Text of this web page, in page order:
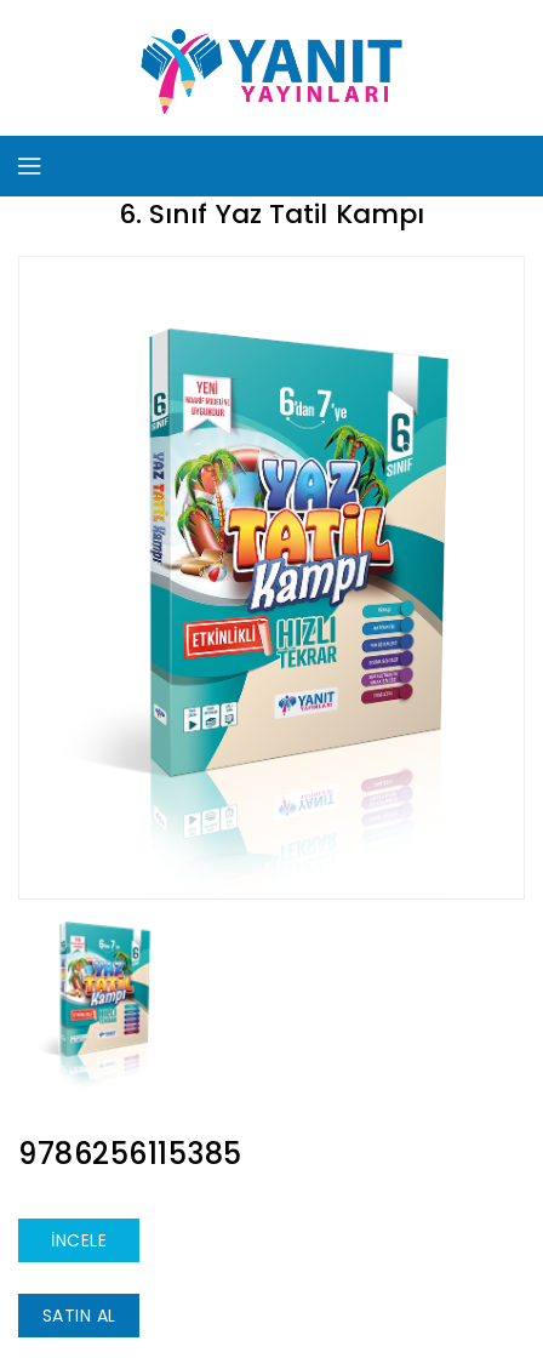
6. Sınıf Yaz Tatil Kampı
ISBN
9786256115385
İNCELE
SATIN AL